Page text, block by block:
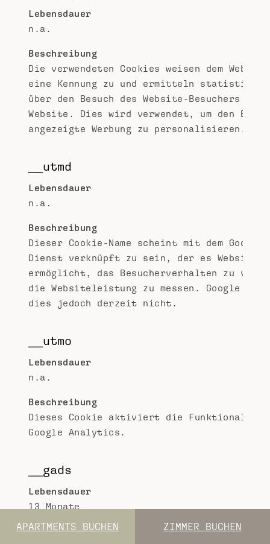
APARTMENTS BUCHEN ZIMMER BUCHEN
Lebensdauer
n.a.
Beschreibung
Die verwendeten Cookies weisen dem
eine Kennung zu und ermitteln statistische
über den Besuch des Website-Besuchers auf
Website. Dies wird verwendet, um den
angezeigte Werbung zu personalisieren.
__utmd
Lebensdauer
n.a.
Beschreibung
Dieser Cookie-Name scheint mit dem
Dienst verknüpft zu sein, der es
ermöglicht, das Besucherverhalten zu
die Websiteleistung zu messen. Google
dies jedoch derzeit nicht.
__utmo
Lebensdauer
n.a.
Beschreibung
Dieses Cookie aktiviert die Funktionalität
Google Analytics.
__gads
Lebensdauer
13 Monate
Beschreibung